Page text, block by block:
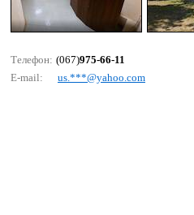
Телефон: (067)975-66-11
E-mail:
us.***@yаhоо.соm